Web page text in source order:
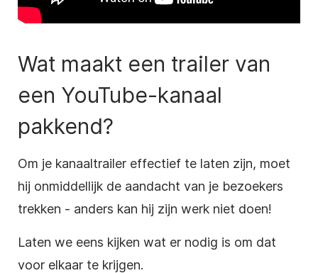
Wat maakt een trailer van
een YouTube-kanaal
pakkend?
Om je kanaaltrailer effectief te laten zijn, moet
hij onmiddellijk de aandacht van je bezoekers
trekken - anders kan hij zijn werk niet doen!
Laten we eens kijken wat er nodig is om dat
voor elkaar te krijgen.